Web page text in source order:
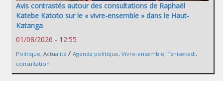
Avis contrastés autour des consultations de Raphaël
Katebe Katoto sur le « vivre-ensemble » dans le Haut-
Katanga
01/08/2026 - 12:55
Politique, Actualité / Agenda politique, Vivre-ensemble, Tshisekedi,
consultation